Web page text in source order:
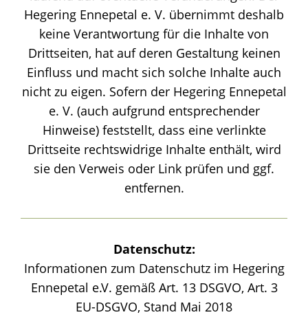
Hegering Ennepetal e. V. übernimmt deshalb
keine Verantwortung für die Inhalte von
Drittseiten, hat auf deren Gestaltung keinen
Einfluss und macht sich solche Inhalte auch
nicht zu eigen. Sofern der Hegering Ennepetal
e. V. (auch aufgrund entsprechender
Hinweise) feststellt, dass eine verlinkte
Drittseite rechtswidrige Inhalte enthält, wird
sie den Verweis oder Link prüfen und ggf.
entfernen.
Datenschutz:
Informationen zum Datenschutz im Hegering
Ennepetal e.V. gemäß Art. 13 DSGVO, Art. 3
EU-DSGVO, Stand Mai 2018